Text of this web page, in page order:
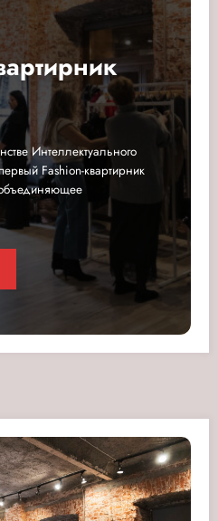
Интеллектуального
Fashion-квартирник